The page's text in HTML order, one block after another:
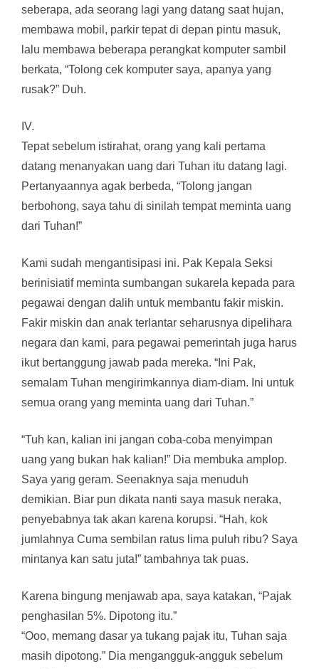
seberapa, ada seorang lagi yang datang saat hujan,
membawa mobil, parkir tepat di depan pintu masuk,
lalu membawa beberapa perangkat komputer sambil
berkata, “Tolong cek komputer saya, apanya yang
rusak?” Duh.
IV.
Tepat sebelum istirahat, orang yang kali pertama
datang menanyakan uang dari Tuhan itu datang lagi.
Pertanyaannya agak berbeda, “Tolong jangan
berbohong, saya tahu di sinilah tempat meminta uang
dari Tuhan!”
Kami sudah mengantisipasi ini. Pak Kepala Seksi
berinisiatif meminta sumbangan sukarela kepada para
pegawai dengan dalih untuk membantu fakir miskin.
Fakir miskin dan anak terlantar seharusnya dipelihara
negara dan kami, para pegawai pemerintah juga harus
ikut bertanggung jawab pada mereka. “Ini Pak,
semalam Tuhan mengirimkannya diam-diam. Ini untuk
semua orang yang meminta uang dari Tuhan.”
“Tuh kan, kalian ini jangan coba-coba menyimpan
uang yang bukan hak kalian!” Dia membuka amplop.
Saya yang geram. Seenaknya saja menuduh
demikian. Biar pun dikata nanti saya masuk neraka,
penyebabnya tak akan karena korupsi. “Hah, kok
jumlahnya Cuma sembilan ratus lima puluh ribu? Saya
mintanya kan satu juta!” tambahnya tak puas.
Karena bingung menjawab apa, saya katakan, “Pajak
penghasilan 5%. Dipotong itu.”
“Ooo, memang dasar ya tukang pajak itu, Tuhan saja
masih dipotong.” Dia mengangguk-angguk sebelum